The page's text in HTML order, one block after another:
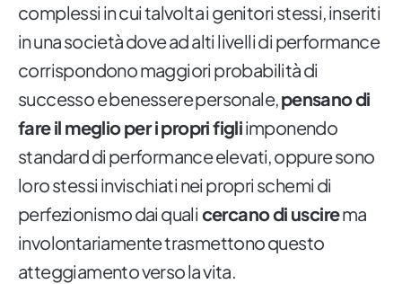
complessi in cui talvolta i genitori stessi, inseriti
in una società dove ad alti livelli di performance
corrispondono maggiori probabilità di
successo e benessere personale,pensano di
fare il meglio per i propri figliimponendo
standard di performance elevati, oppure sono
loro stessi invischiati nei propri schemi di
perfezionismo dai quali cercano di uscirema
involontariamente trasmettono questo
atteggiamento verso la vita.